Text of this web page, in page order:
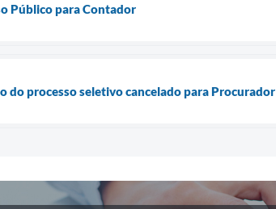
Público para Contador
do processo seletivo cancelado para Procurador